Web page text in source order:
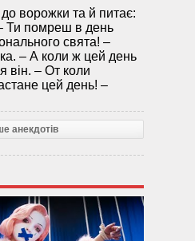
ворожки та й питає:
Ти помреш в день
свята! –
– А коли ж цей день
він. – От коли
цей день! –
анекдотів